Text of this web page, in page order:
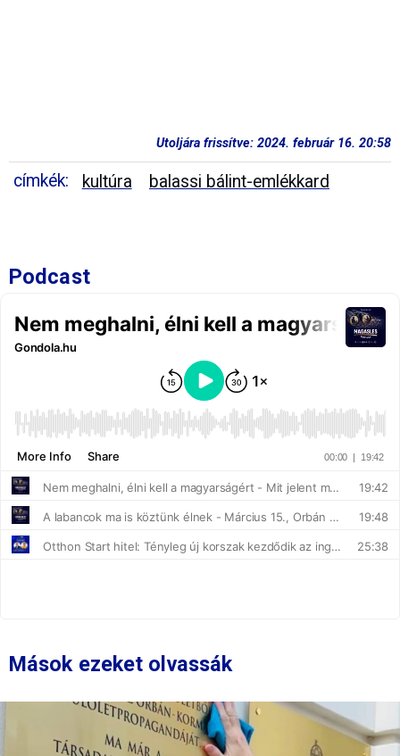
Utoljára frissítve: 2024. február 16. 20:58
címkék: kultúra balassi bálint-emlékkard
Podcast
Mások ezeket olvassák